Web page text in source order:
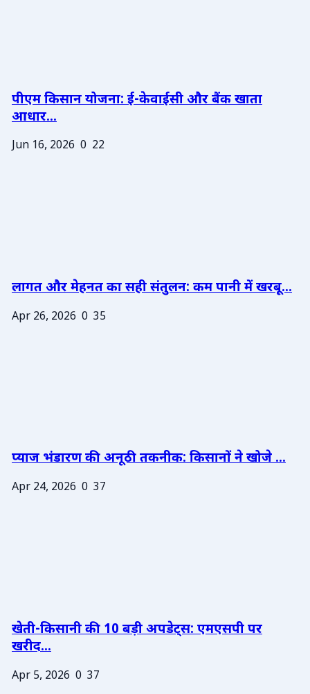
पीएम किसान योजना: ई-केवाईसी और बैंक खाता
आधार...
Jun 16, 2026 0 22
लागत और मेहनत का सही संतुलन: कम पानी में खरबू...
Apr 26, 2026 0 35
प्याज भंडारण की अनूठी तकनीक: किसानों ने खोजे ...
Apr 24, 2026 0 37
खेती-किसानी की 10 बड़ी अपडेट्स: एमएसपी पर
खरीद...
Apr 5, 2026 0 37